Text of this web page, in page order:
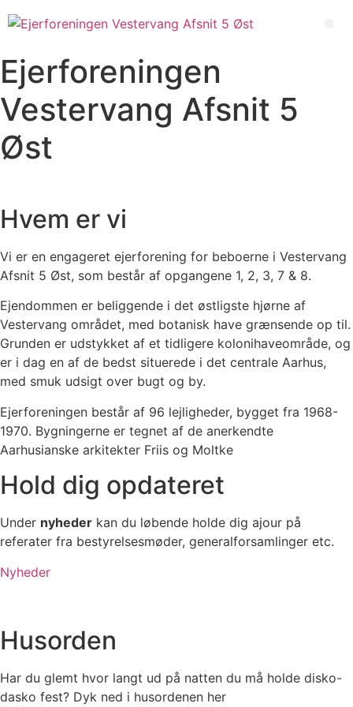
til
Ejerforeningen
Vestervang Afsnit 5
Øst
Hvem er vi
Vi er en engageret ejerforening for beboerne i Vestervang
Afsnit 5 Øst, som består af opgangene 1, 2, 3, 7 & 8.
Ejendommen er beliggende i det østligste hjørne af
Vestervang området, med botanisk have grænsende op til.
Grunden er udstykket af et tidligere kolonihaveområde, og
er i dag en af de bedst situerede i det centrale Aarhus,
med smuk udsigt over bugt og by.
Ejerforeningen består af 96 lejligheder, bygget fra 1968-
1970. Bygningerne er tegnet af de anerkendte
Aarhusianske arkitekter Friis og Moltke
Hold dig opdateret
Under nyheder kan du løbende holde dig ajour på
referater fra bestyrelsesmøder, generalforsamlinger etc.
Nyheder
Husorden
Har du glemt hvor langt ud på natten du må holde disko-
dasko fest? Dyk ned i husordenen her